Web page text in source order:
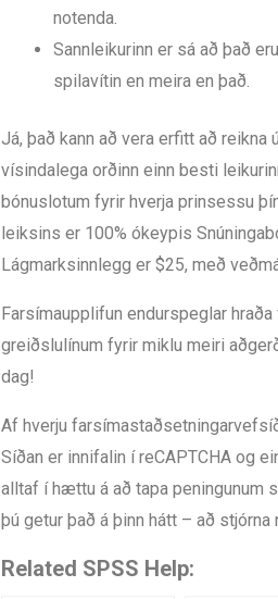
notenda.
Sannleikurinn er sá að það
spilavítin en meira en það.
Já, það kann að vera erfitt að
vísindalega orðinn einn besti
bónuslotum fyrir hverja prinsessu
leiksins er 100% ókeypis
Lágmarksinnlegg er $25, með
Farsímaupplifun endurspeglar
greiðslulínum fyrir miklu meiri
dag!
Af hverju
Síðan er innifalin í reCAPTCHA og
alltaf í hættu á að tapa peningunum
þú getur það á þinn hátt – að
Related SPSS Help: